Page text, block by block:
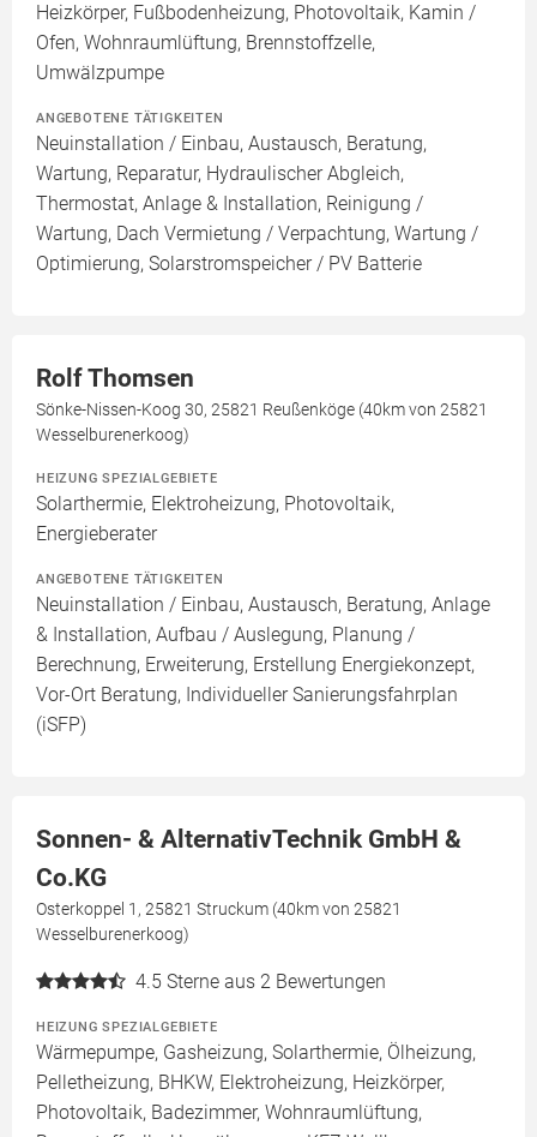
Heizkörper, Fußbodenheizung, Photovoltaik, Kamin /
Ofen, Wohnraumlüftung, Brennstoffzelle,
Umwälzpumpe
ANGEBOTENE TÄTIGKEITEN
Neuinstallation / Einbau, Austausch, Beratung,
Wartung, Reparatur, Hydraulischer Abgleich,
Thermostat, Anlage & Installation, Reinigung /
Wartung, Dach Vermietung / Verpachtung, Wartung /
Optimierung, Solarstromspeicher / PV Batterie
Rolf Thomsen
Sönke-Nissen-Koog 30, 25821 Reußenköge (40km von 25821
Wesselburenerkoog)
HEIZUNG SPEZIALGEBIETE
Solarthermie, Elektroheizung, Photovoltaik,
Energieberater
ANGEBOTENE TÄTIGKEITEN
Neuinstallation / Einbau, Austausch, Beratung, Anlage
& Installation, Aufbau / Auslegung, Planung /
Berechnung, Erweiterung, Erstellung Energiekonzept,
Vor-Ort Beratung, Individueller Sanierungsfahrplan
(iSFP)
Sonnen- & AlternativTechnik GmbH &
Co.KG
Osterkoppel 1, 25821 Struckum (40km von 25821
Wesselburenerkoog)
4.5 Sterne aus 2 Bewertungen
HEIZUNG SPEZIALGEBIETE
Wärmepumpe, Gasheizung, Solarthermie, Ölheizung,
Pelletheizung, BHKW, Elektroheizung, Heizkörper,
Photovoltaik, Badezimmer, Wohnraumlüftung,